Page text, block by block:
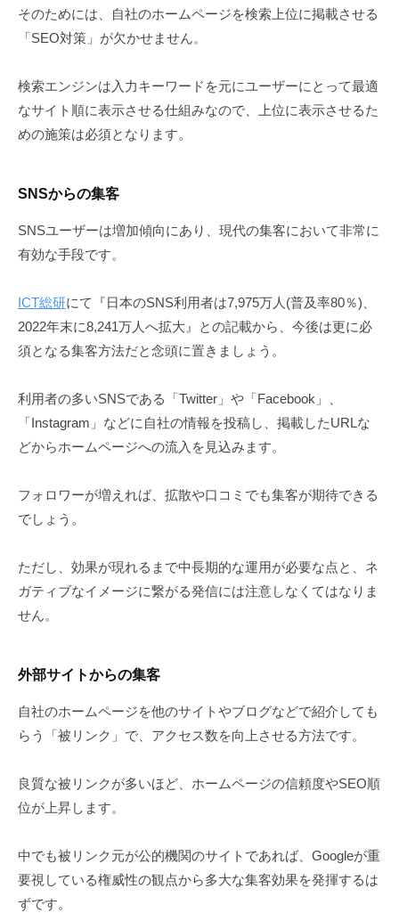
そのためには、自社のホームページを検索上位に掲載させる
「SEO対策」が欠かせません。
検索エンジンは入力キーワードを元にユーザーにとって最適
なサイト順に表示させる仕組みなので、上位に表示させるた
めの施策は必須となります。
SNSからの集客
SNSユーザーは増加傾向にあり、現代の集客において非常に
有効な手段です。
ICT総研にて『日本のSNS利用者は7,975万人(普及率80％)、
2022年末に8,241万人へ拡大』との記載から、今後は更に必
須となる集客方法だと念頭に置きましょう。
利用者の多いSNSである「Twitter」や「Facebook」、
「Instagram」などに自社の情報を投稿し、掲載したURLな
どからホームページへの流入を見込みます。
フォロワーが増えれば、拡散や口コミでも集客が期待できる
でしょう。
ただし、効果が現れるまで中長期的な運用が必要な点と、ネ
ガティブなイメージに繋がる発信には注意しなくてはなりま
せん。
外部サイトからの集客
自社のホームページを他のサイトやブログなどで紹介しても
らう「被リンク」で、アクセス数を向上させる方法です。
良質な被リンクが多いほど、ホームページの信頼度やSEO順
位が上昇します。
中でも被リンク元が公的機関のサイトであれば、Googleが重
要視している権威性の観点から多大な集客効果を発揮するは
ずです。